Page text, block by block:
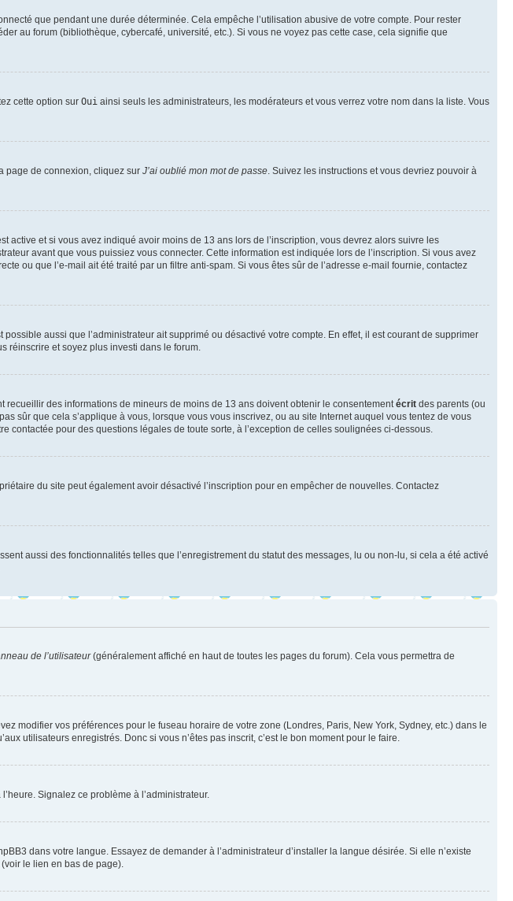
que pendant une durée déterminée. Cela empêche l’utilisation abusive de votre compte. Pour rester
au forum (bibliothèque, cybercafé, université, etc.). Si vous ne voyez pas cette case, cela signifie que
cette option sur Oui ainsi seuls les administrateurs, les modérateurs et vous verrez votre nom dans la liste. Vous
page de connexion, cliquez sur J’ai oublié mon mot de passe . Suivez les instructions et vous devriez pouvoir à
active et si vous avez indiqué avoir moins de 13 ans lors de l’inscription, vous devrez alors suivre les
avant que vous puissiez vous connecter. Cette information est indiquée lors de l’inscription. Si vous avez
ou que l’e-mail ait été traité par un filtre anti-spam. Si vous êtes sûr de l’adresse e-mail fournie, contactez
aussi que l’administrateur ait supprimé ou désactivé votre compte. En effet, il est courant de supprimer
réinscrire et soyez plus investi dans le forum.
des informations de mineurs de moins de 13 ans doivent obtenir le consentement écrit des parents (ou
sûr que cela s’applique à vous, lorsque vous vous inscrivez, ou au site Internet auquel vous tentez de vous
pour des questions légales de toute sorte, à l’exception de celles soulignées ci-dessous.
du site peut également avoir désactivé l’inscription pour en empêcher de nouvelles. Contactez
aussi des fonctionnalités telles que l’enregistrement du statut des messages, lu ou non-lu, si cela a été activé
de l’utilisateur(généralement affiché en haut de toutes les pages du forum). Cela vous permettra de
modifier vos préférences pour le fuseau horaire de votre zone (Londres, Paris, New York, Sydney, etc.) dans le
utilisateurs enregistrés. Donc si vous n’êtes pas inscrit, c’est le bon moment pour le faire.
Signalez ce problème à l’administrateur.
dans votre langue. Essayez de demander à l’administrateur d’installer la langue désirée. Si elle n’existe
le lien en bas de page).